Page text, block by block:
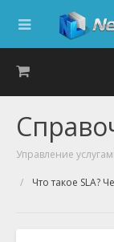
Управление
Что такое SLA?